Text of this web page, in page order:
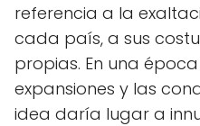
referencia a la
cada país, a sus
propias. En una
expansiones y las
idea daría lugar a